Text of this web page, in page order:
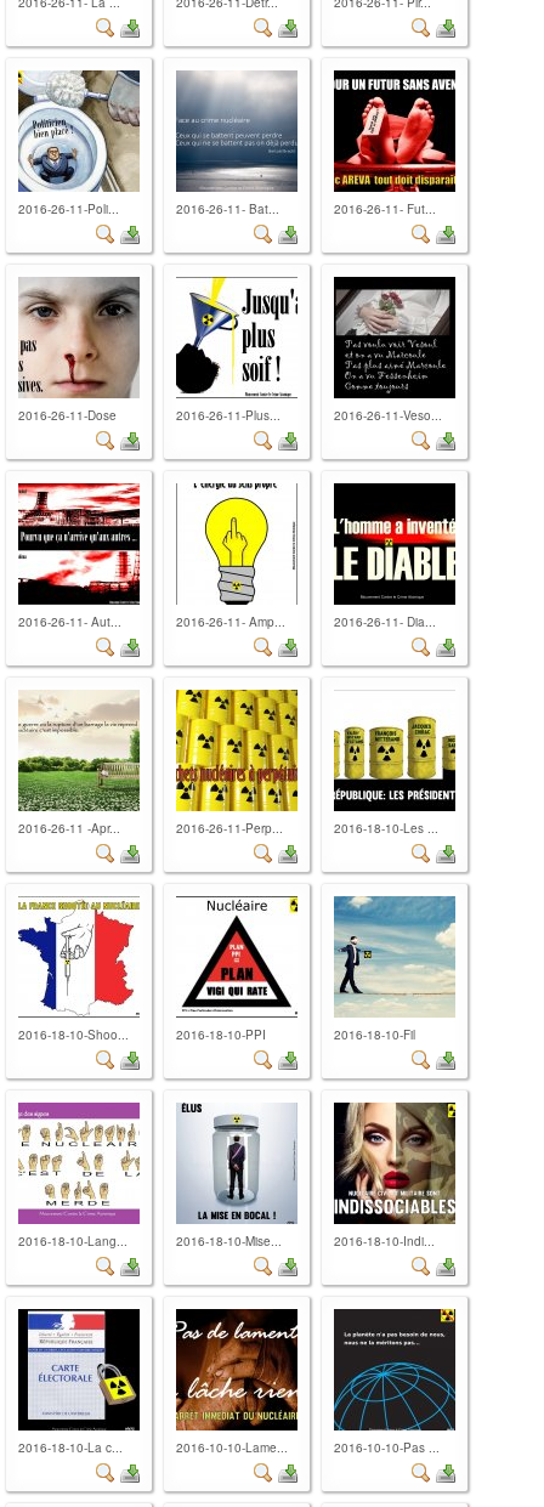
2016-26-11-Poli... 2016-26-11- Bat... 2016-26-11- Fut...
2016-26-11-Dose 2016-26-11-Plus... 2016-26-11-Veso...
2016-26-11- Aut... 2016-26-11- Amp... 2016-26-11- Dia...
2016-26-11 -Apr... 2016-26-11-Perp... 2016-18-10-Les ...
2016-18-10-Shoo... 2016-18-10-PPI 2016-18-10-Fil
2016-18-10-Lang... 2016-18-10-Mise... 2016-18-10-Indi...
2016-18-10-La c... 2016-10-10-Lame... 2016-10-10-Pas ...